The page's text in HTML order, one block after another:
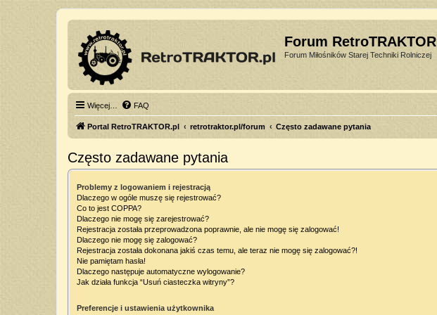
Forum RetroTRAKTOR
Forum Miłośników Starej Techniki Rolniczej
Więcej… FAQ
Portal RetroTRAKTOR.pl retrotraktor.pl/forum Często zadawane pytania
Często zadawane pytania
Problemy z logowaniem i rejestracją
Dlaczego w ogóle muszę się rejestrować?
Co to jest COPPA?
Dlaczego nie mogę się zarejestrować?
Rejestracja została przeprowadzona poprawnie, ale nie mogę się zalogować!
Dlaczego nie mogę się zalogować?
Rejestracja została dokonana jakiś czas temu, ale teraz nie mogę się zalogować?!
Nie pamiętam hasła!
Dlaczego następuje automatyczne wylogowanie?
Jak działa funkcja “Usuń ciasteczka witryny”?
Preferencje i ustawienia użytkownika